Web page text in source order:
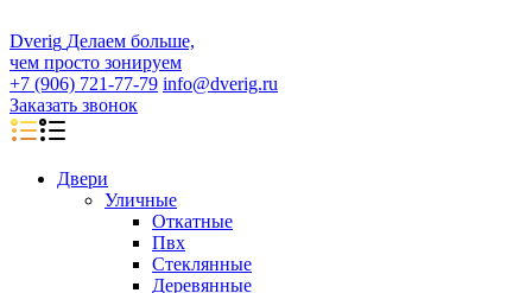
Dverig Делаем больше,
чем просто зонируем
+7 (906) 721-77-79 info@dverig.ru
Заказать звонок
Двери
Уличные
Откатные
Пвх
Стеклянные
Деревянные